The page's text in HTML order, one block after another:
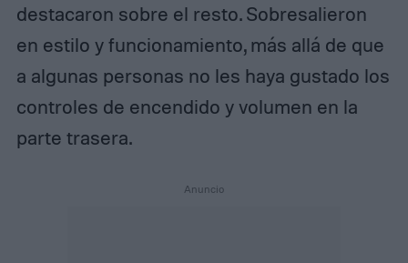
destacaron sobre el resto. Sobresalieron
en estilo y funcionamiento, más allá de que
a algunas personas no les haya gustado los
controles de encendido y volumen en la
parte trasera.